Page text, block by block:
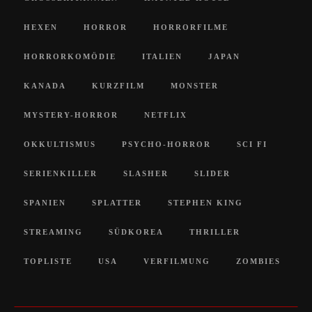
HEXEN HORROR HORRORFILME
HORRORKOMÖDIE ITALIEN JAPAN
KANADA KURZFILM MONSTER
MYSTERY-HORROR NETFLIX
OKKULTISMUS PSYCHO-HORROR SCI FI
SERIENKILLER SLASHER SLIDER
SPANIEN SPLATTER STEPHEN KING
STREAMING SÜDKOREA THRILLER
TOPLISTE USA VERFILMUNG ZOMBIES